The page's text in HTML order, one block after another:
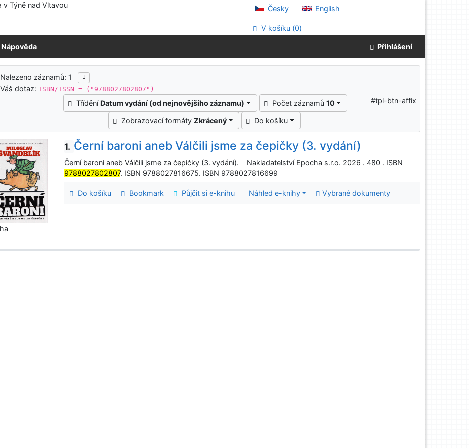
v Týně nad Vltavou Česky English
V košíku (0)
Nápověda Přihlášení
vyhledávání
Nalezeno záznamů: 1
Váš dotaz: ISBN/ISSN = ("9788027802807")
Třídění Datum vydání (od nejnovějšího záznamu) Počet záznamů 10
Zobrazovací formáty Zkrácený Do košíku
#tpl-btn-affix
1. Černí baroni aneb Válčili jsme za čepičky (3. vydání)
Černí baroni aneb Válčili jsme za čepičky (3. vydání). Nakladatelství Epocha s.r.o. 2026 . 480 . ISBN
9788027802807. ISBN 9788027816675. ISBN 9788027816699
Do košíku Bookmark Půjčit si e-knihu Náhled e-knihy Vybrané dokumenty